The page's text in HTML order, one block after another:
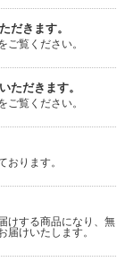
だきます。
ご覧ください。
ただきます。
ご覧ください。
おります。
けする商品になり、無
届けいたします。